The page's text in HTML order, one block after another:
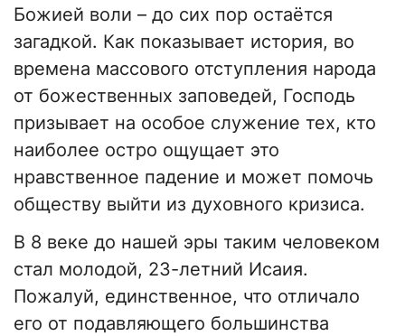
Божией воли – до сих пор остаётся
загадкой. Как показывает история, во
времена массового отступления народа
от божественных заповедей, Господь
призывает на особое служение тех, кто
наиболее остро ощущает это
нравственное падение и может помочь
обществу выйти из духовного кризиса.
В 8 веке до нашей эры таким человеком
стал молодой, 23-летний Исаия.
Пожалуй, единственное, что отличало
его от подавляющего большинства